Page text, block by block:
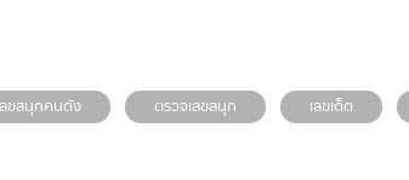
ลขสนุกคนดัง ตรวจเลขสนุก เลขเด็ด